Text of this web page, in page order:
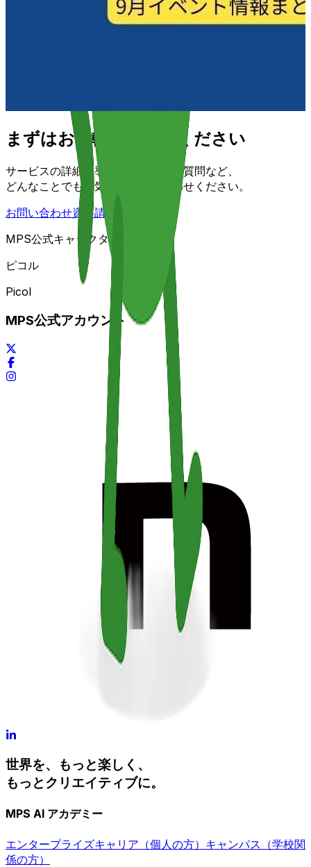
まずはお気軽にご相談ください
サービスの詳細や導入についてのご質問など、
どんなことでもお気軽にお問い合わせください。
お問い合わせ資料請求
MPS公式キャラクター
ピコル
Picol
MPS公式アカウント
世界を、もっと楽しく、
もっとクリエイティブに。
MPS AI アカデミー
エンタープライズキャリア（個人の方） キャンパス（学校関
係の方）